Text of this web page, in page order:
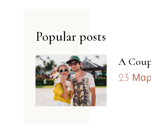
Popular posts
A
23